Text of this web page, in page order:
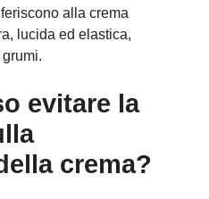
alla crema
lucida ed elastica,
evitare la
crema?